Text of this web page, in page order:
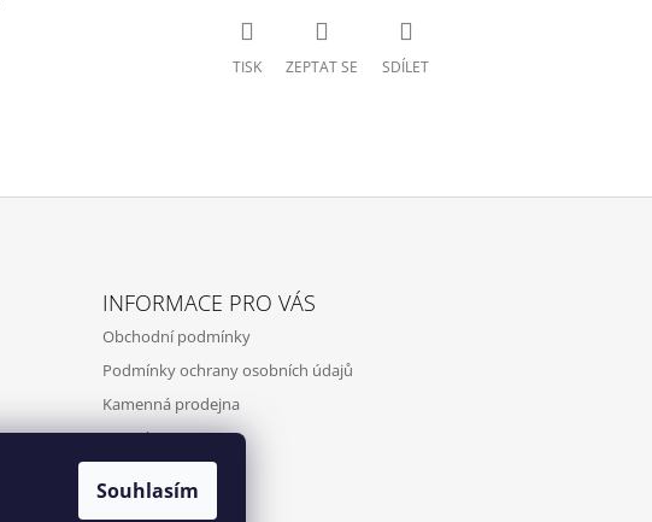
Souhlasím
TISK ZEPTAT SE SDÍLET
INFORMACE PRO VÁS
Obchodní podmínky
Podmínky ochrany osobních údajů
Kamenná prodejna
Kontakty